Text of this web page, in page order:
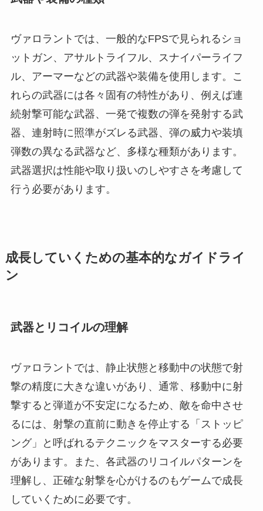
ヴァロラントでは、一般的なFPSで見られるショ
ットガン、アサルトライフル、スナイパーライフ
ル、アーマーなどの武器や装備を使用します。こ
れらの武器には各々固有の特性があり、例えば連
続射撃可能な武器、一発で複数の弾を発射する武
器、連射時に照準がズレる武器、弾の威力や装填
弾数の異なる武器など、多様な種類があります。
武器選択は性能や取り扱いのしやすさを考慮して
行う必要があります。
成長していくための基本的なガイドライ
ン
武器とリコイルの理解
ヴァロラントでは、静止状態と移動中の状態で射
撃の精度に大きな違いがあり、通常、移動中に射
撃すると弾道が不安定になるため、敵を命中させ
るには、射撃の直前に動きを停止する「ストッピ
ング」と呼ばれるテクニックをマスターする必要
があります。また、各武器のリコイルパターンを
理解し、正確な射撃を心がけるのもゲームで成長
していくために必要です。